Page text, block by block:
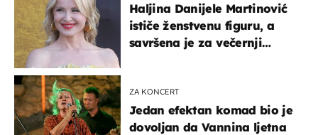
Haljina Danijele Martinović
ističe ženstvenu figuru, a
savršena je za večernji
ZA KONCERT
Jedan efektan komad bio je
dovoljan da Vannina ljetna